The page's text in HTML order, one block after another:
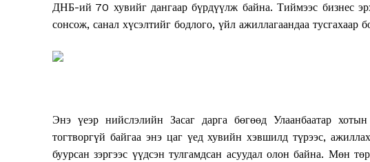
ДНБ-ий 70 хувийг дангаар бүрдүүлж байна. Тиймээс бизнес
сонсож, санал хүсэлтийг бодлого, үйл ажиллагаандаа тусгахаар
Энэ үеэр нийслэлийн Засаг дарга бөгөөд Улаанбаатар
тогтворгүй байгаа энэ цаг үед хувийн хэвшилд түрээс,
буурсан зэргээс үүдсэн тулгамдсан асуудал олон байна. Мөн